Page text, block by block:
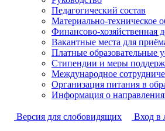
Педагогический состав
Материально-техническое
Финансово-хозяйственная
Вакантные места для
Платные образовательные
Стипендии и меры
Международное
Организация питания в
Информация о
Версия для слобовидящих
Вход в